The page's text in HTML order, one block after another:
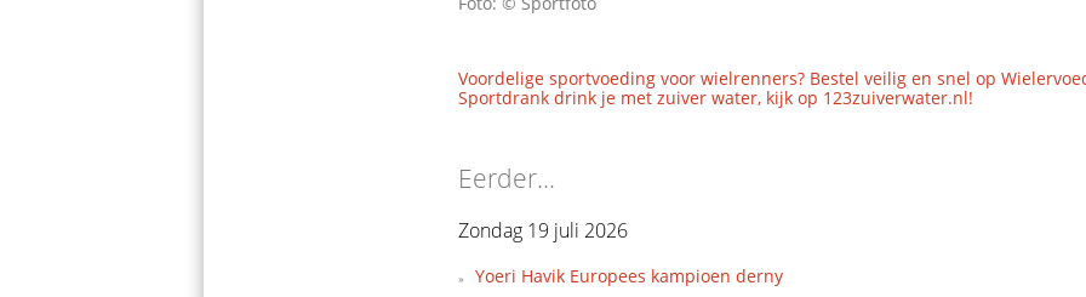
Voordelige sportvoeding voor wielrenners? Bestel veilig en snel op
Sportdrank drink je met zuiver water, kijk op 123zuiverwater.nl!
Eerder...
Zondag 19 juli 2026
Yoeri Havik Europees kampioen derny